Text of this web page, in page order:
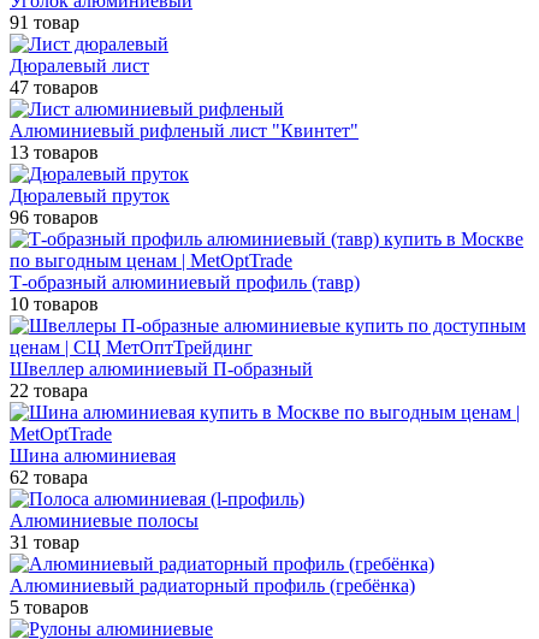
91 товар
Дюралевый лист
47 товаров
Алюминиевый рифленый лист "Квинтет"
13 товаров
Дюралевый пруток
96 товаров
Т-образный алюминиевый профиль (тавр)
10 товаров
Швеллер алюминиевый П-образный
22 товара
Шина алюминиевая
62 товара
Алюминиевые полосы
31 товар
Алюминиевый радиаторный профиль (гребёнка)
5 товаров